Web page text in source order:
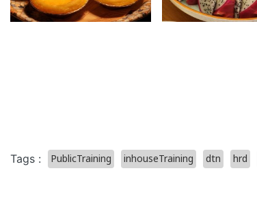
Tags : PublicTraining inhouseTraining dtn hrd